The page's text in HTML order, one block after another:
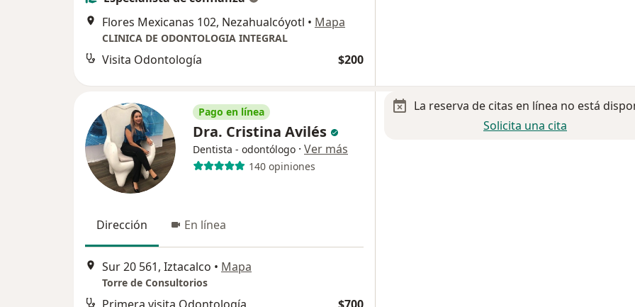
Flores Mexicanas 102, Nezahualcóyotl • Mapa
CLINICA DE ODONTOLOGIA INTEGRAL
Visita Odontología $200
Pago en línea
Dra. Cristina Avilés
Dentista - odontólogo · Ver más
140 opiniones
Dirección En línea
Sur 20 561, Iztacalco • Mapa
Torre de Consultorios
La reserva de citas en línea no está
Solicita una cita